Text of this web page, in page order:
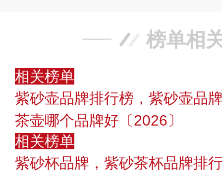
榜单相
相关榜单
紫砂壶品牌排行榜，紫砂壶品
茶壶哪个品牌好〔2026〕
相关榜单
紫砂杯品牌，紫砂茶杯品牌排